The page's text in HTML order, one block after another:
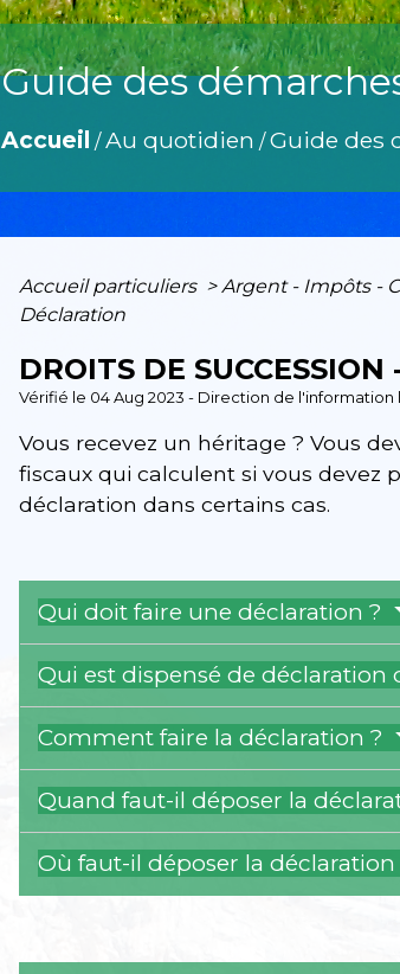
Guide des
Accueil /Au quotidien /Guide des
Accueil particuliers > Argent - Impôts -
Déclaration
DROITS DE
Vérifié le 04 Aug 2023 - Direction de
Vous recevez un héritage ? Vous
fiscaux qui calculent si vous devez
déclaration dans certains cas.
Qui doit faire une déclaration ?
Qui est dispensé de déclaration
Comment faire la déclaration ?
Quand faut-il déposer la
Où faut-il déposer la déclaration